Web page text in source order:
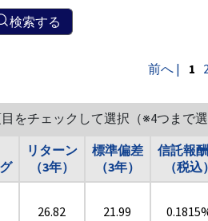
検索する
前へ | 1
をチェックして選択（※4つまで選
リターン
（3年）
標準偏差
（3年）
信託報
（税込）
26.82 21.99